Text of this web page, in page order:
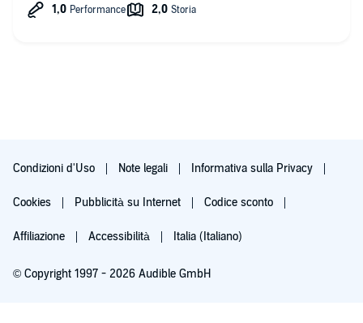
Condizioni d'Uso Note legali Informativa sulla Privacy
Cookies Pubblicità su Internet Codice sconto
Affiliazione Accessibilità Italia (Italiano)
© Copyright 1997 - 2026 Audible GmbH